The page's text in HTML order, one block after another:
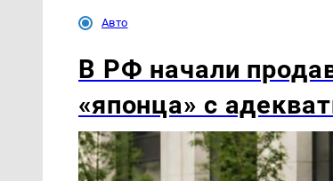
Авто
В РФ начали
«японца» с